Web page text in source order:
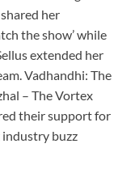
her
the show’ while
extended her
Vadhandhi: The
– The Vortex
their support for
buzz